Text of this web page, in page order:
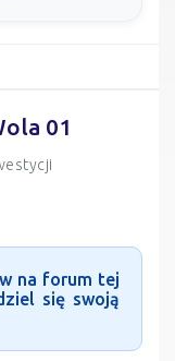
01
na forum tej
się swoją